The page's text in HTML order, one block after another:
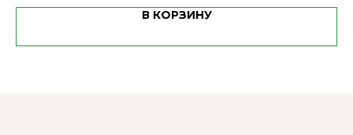
В КОРЗИНУ